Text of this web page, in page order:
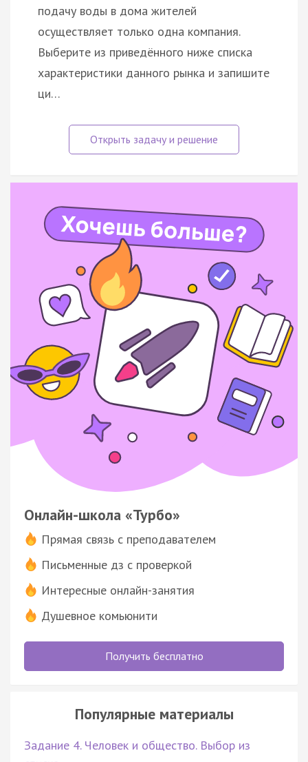
подачу воды в дома жителей
осуществляет только одна компания.
Выберите из приведённого ниже списка
характеристики данного рынка и запишите
ци…
Онлайн-школа «Турбо»
Прямая связь с преподавателем
Письменные дз с проверкой
Интересные онлайн-занятия
Душевное комьюнити
Получить бесплатно
Популярные материалы
Задание 4. Человек и общество. Выбор из